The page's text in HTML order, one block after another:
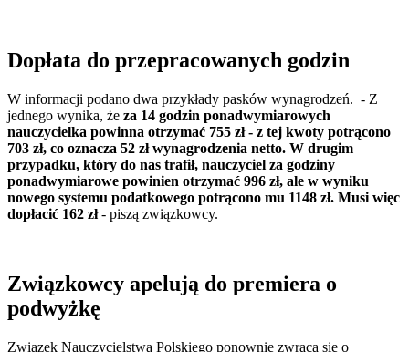
Dopłata do przepracowanych godzin
W informacji podano dwa przykłady pasków wynagrodzeń. - Z
jednego wynika, że za 14 godzin ponadwymiarowych
nauczycielka powinna otrzymać 755 zł - z tej kwoty potrącono
703 zł, co oznacza 52 zł wynagrodzenia netto. W drugim
przypadku, który do nas trafił, nauczyciel za godziny
ponadwymiarowe powinien otrzymać 996 zł, ale w wyniku
nowego systemu podatkowego potrącono mu 1148 zł. Musi więc
dopłacić 162 zł- piszą związkowcy.
Związkowcy apelują do premiera o
podwyżkę
Związek Nauczycielstwa Polskiego ponownie zwraca się o